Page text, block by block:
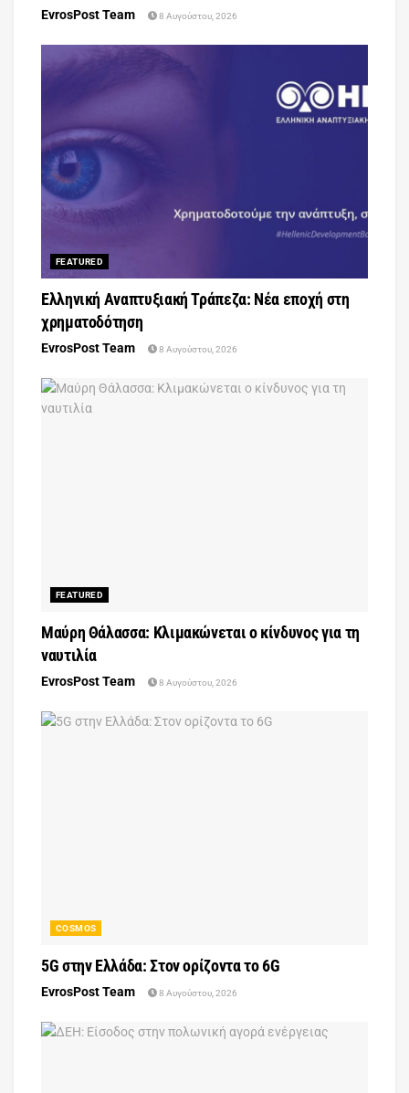
EvrosPost Team 8 Αυγούστου, 2026
FEATURED
Ελληνική Αναπτυξιακή Τράπεζα: Νέα εποχή στη
χρηματοδότηση
EvrosPost Team 8 Αυγούστου, 2026
FEATURED
Μαύρη Θάλασσα: Κλιμακώνεται ο κίνδυνος για τη
ναυτιλία
EvrosPost Team 8 Αυγούστου, 2026
COSMOS
5G στην Ελλάδα: Στον ορίζοντα το 6G
EvrosPost Team 8 Αυγούστου, 2026